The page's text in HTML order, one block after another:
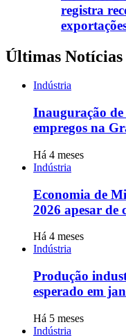
registra
Últimas Notícias
Indústria
Inauguração
empregos na
Há 4 meses
Indústria
Economia de
2026 apesar de
Há 4 meses
Indústria
Produção
esperado em
Há 5 meses
Indústria